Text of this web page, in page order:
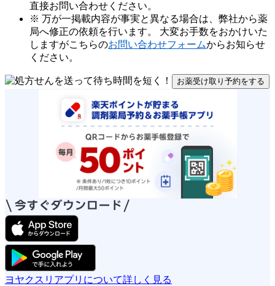
直接お問い合わせください。
※ 万が一掲載内容が事実と異なる場合は、弊社から薬
局へ修正の依頼を行います。 大変お手数をおかけいた
しますがこちらのお問い合わせフォームからお知らせ
ください。
お薬受け取り予約をする
ヨヤクスリアプリについて詳しく見る